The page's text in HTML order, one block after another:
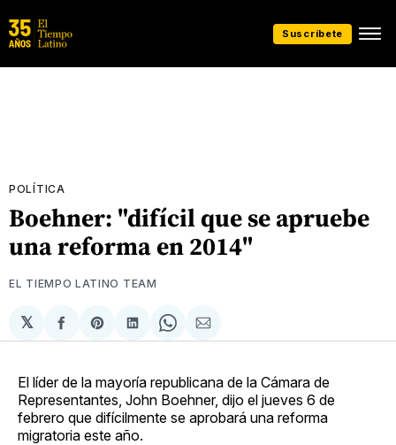
Suscríbete
POLÍTICA
Boehner: "difícil que se apruebe
una reforma en 2014"
EL TIEMPO LATINO TEAM
𝕏
Compartir
en
Share
on
Compartir
en
Share
on
Compartir
via
El líder de la mayoría republicana de la Cámara de
Representantes, John Boehner, dijo el jueves 6 de
febrero que difícilmente se aprobará una reforma
migratoria este año.